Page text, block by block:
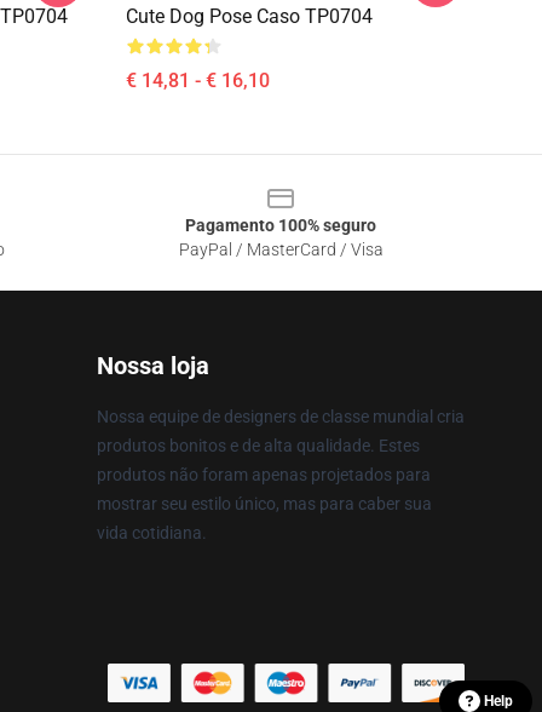
Cute Dog Pose Caso TP0704
€ 14,81 - € 16,10
Pagamento 100% seguro
PayPal / MasterCard / Visa
Nossa loja
Nossa equipe de designers de classe mundial cria
produtos bonitos e de alta qualidade. Estes
produtos não foram apenas projetados para
mostrar seu estilo único, mas para caber sua
vida cotidiana.
Help